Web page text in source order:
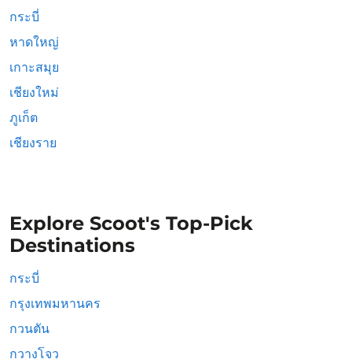
กระบี่
หาดใหญ่
เกาะสมุย
เชียงใหม่
ภูเก็ต
เชียงราย
Explore Scoot's Top-Pick
Destinations
กระบี่
กรุงเทพมหานคร
กวนตัน
กวางโจว